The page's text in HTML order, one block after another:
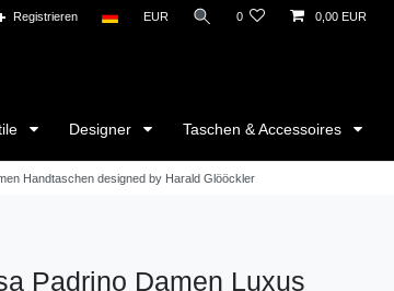
Registrieren EUR 0 0,00 EUR
Designer Taschen & Accessoires
Handtaschen designed by Harald Glööckler
Padrino Damen Luxus